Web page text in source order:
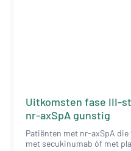
Uitkomsten fase III-
nr-axSpA gunstig
Patiënten met nr-axSpA die
met secukinumab óf met